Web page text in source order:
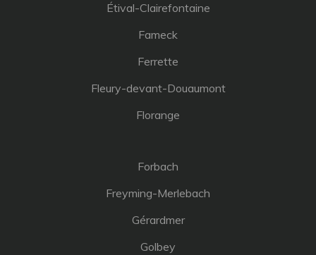
Étival-Clairefontaine
Fameck
Ferrette
Fleury-devant-Douaumont
Florange
Forbach
Freyming-Merlebach
Gérardmer
Golbey